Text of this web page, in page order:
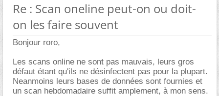
Re : Scan oneline peut-on ou doit-
on les faire souvent
Bonjour roro,
Les scans online ne sont pas mauvais, leurs gros
défaut étant qu'ils ne désinfectent pas pour la plupart.
Neanmoins leurs bases de données sont fournies et
un scan hebdomadaire suffit amplement, à mon sens.